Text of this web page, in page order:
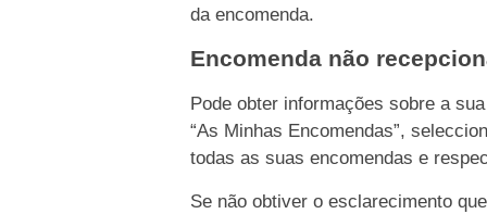
da encomenda.
Encomenda não
Pode obter informações sobre a
“As Minhas Encomendas”,
todas as suas encomendas e
Se não obtiver o esclarecimento